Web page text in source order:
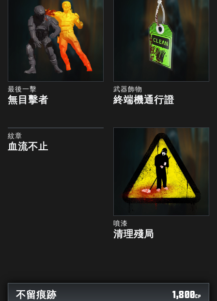
最後一擊
無目擊者
武器飾物
終端機通行證
紋章
血流不止
噴漆
清理殘局
不留痕跡 1,800CP